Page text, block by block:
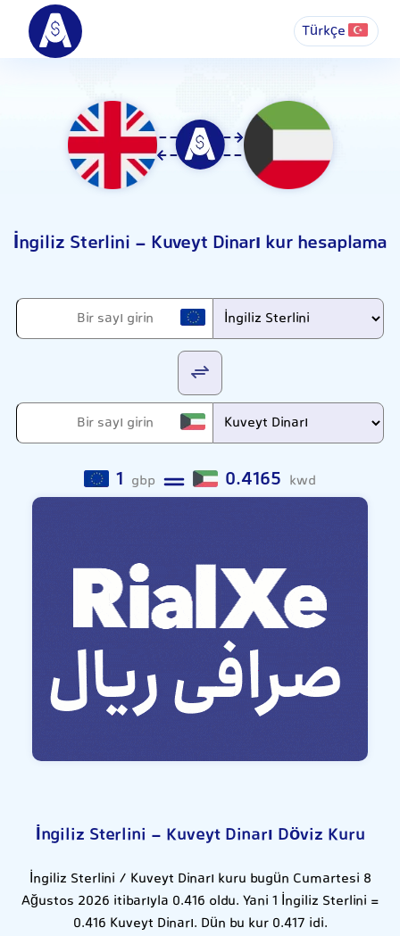
Türkçe
İngiliz Sterlini - Kuveyt Dinarı kur hesaplama
1 gbp 0.4165 kwd
İngiliz Sterlini - Kuveyt Dinarı Döviz Kuru
İngiliz Sterlini / Kuveyt Dinarı kuru bugün Cumartesi 8
Ağustos 2026 itibarıyla 0.416 oldu. Yani 1 İngiliz Sterlini =
0.416 Kuveyt Dinarı. Dün bu kur 0.417 idi.